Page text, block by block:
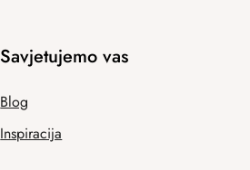
Savjetujemo vas
Blog
Inspiracija